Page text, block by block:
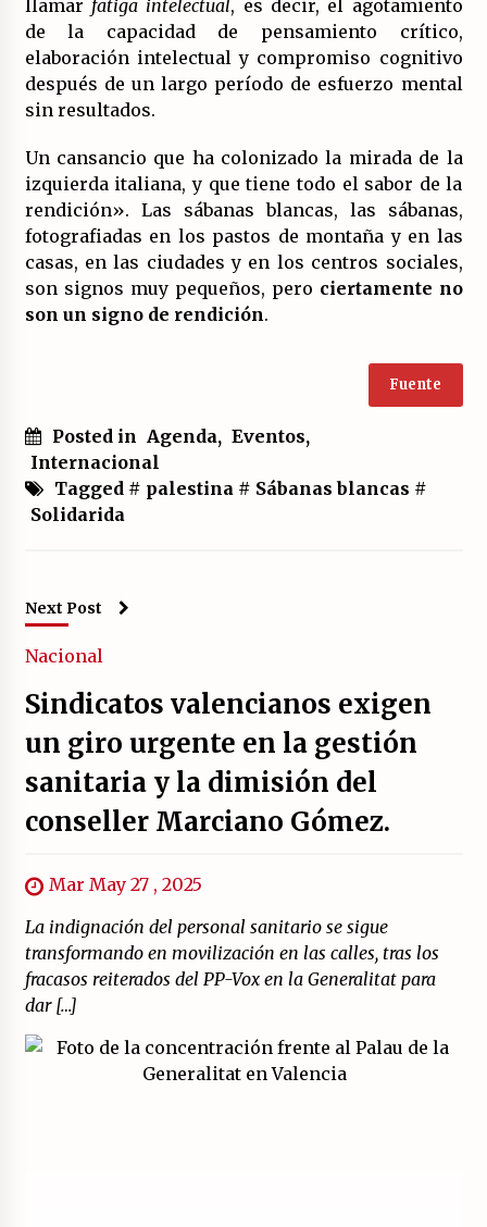
llamar fatiga intelectual, es decir, el agotamiento
de la capacidad de pensamiento crítico,
elaboración intelectual y compromiso cognitivo
después de un largo período de esfuerzo mental
sin resultados.
Un cansancio que ha colonizado la mirada de la
izquierda italiana, y que tiene todo el sabor de la
rendición». Las sábanas blancas, las sábanas,
fotografiadas en los pastos de montaña y en las
casas, en las ciudades y en los centros sociales,
son signos muy pequeños, pero ciertamente no
son un signo de rendición.
Fuente
Posted in Agenda, Eventos,
Internacional
Tagged # palestina # Sábanas blancas #
Solidarida
Next Post
Nacional
Sindicatos valencianos exigen
un giro urgente en la gestión
sanitaria y la dimisión del
conseller Marciano Gómez.
Mar May 27 , 2025
La indignación del personal sanitario se sigue
transformando en movilización en las calles, tras los
fracasos reiterados del PP-Vox en la Generalitat para
dar […]